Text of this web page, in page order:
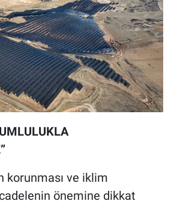
korunması ve iklim
önemine dikkat